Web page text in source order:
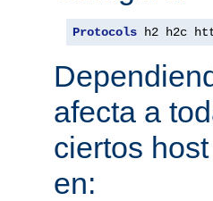
Protocols h2 h2c
afecta a
ciertos
en: